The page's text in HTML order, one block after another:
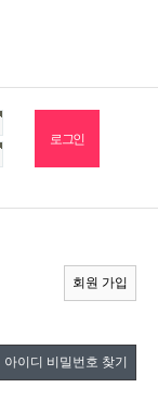
회원 가입
아이디 비밀번호 찾기